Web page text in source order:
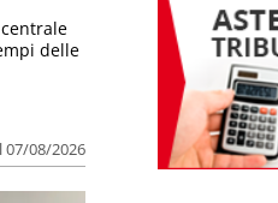
07/08/2026
delle